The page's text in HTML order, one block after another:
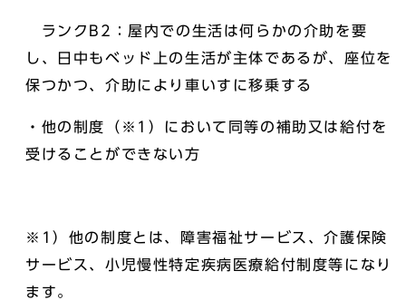
ランクB2：屋内での生活は何らかの介助を要
し、日中もベッド上の生活が主体であるが、座位を
保つかつ、介助により車いすに移乗する
・他の制度（※1）において同等の補助又は給付を
受けることができない方
※1）他の制度とは、障害福祉サービス、介護保険
サービス、小児慢性特定疾病医療給付制度等になり
ます。